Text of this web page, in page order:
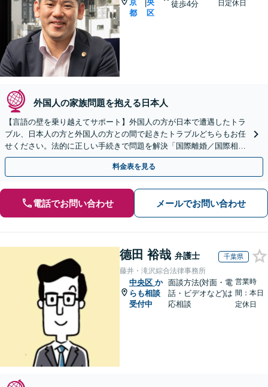
京
都
|央
区
徒歩4分
日定休日
外国人の家族問題を抱える日本人
【言語の壁を乗り越えてサポート】外国人の方が日本で遭遇したトラ
ブル、日本人の方と外国人の方との間で起きたトラブルどちらもお任
せください。法的に正しい手続きで問題を解決「国際離婚／国際相続
／入国管理局の対応」
料金表を見る
電話でお問い合わせ メールでお問い合わせ
德田 裕哉 弁護士 千葉県
藤井・滝沢綜合法律事務所
中央区 か
らも相談
受付中
面談方法(対面・電
話・ビデオなど)は
応相談
営業時
間：本日
定休日